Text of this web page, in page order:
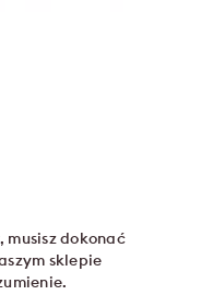
dokonać
sklepie